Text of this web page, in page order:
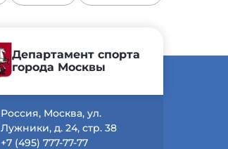
Департамент спорта
города Москвы
Россия, Москва, ул.
Лужники, д. 24, стр. 38
+7 (495) 777-77-77